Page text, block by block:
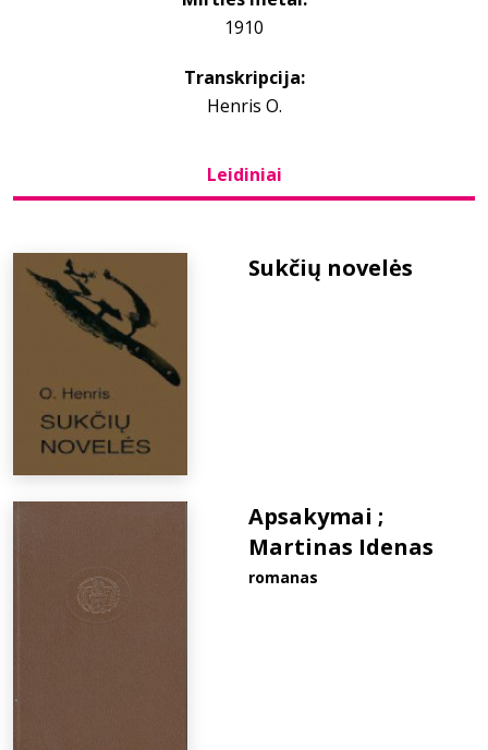
info@elvislab.lt
1910
Transkripcija:
Henris O.
Leidiniai
Sukčių novelės
Apsakymai ;
Martinas Idenas
romanas